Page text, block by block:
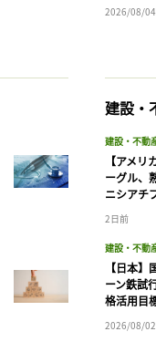
2026/08/04
建設・
建設・不動
【アメ
ーグル、
ニシアチ
2日前
建設・不動
【日本
ーン鉄試
格活用目
2026/08/02